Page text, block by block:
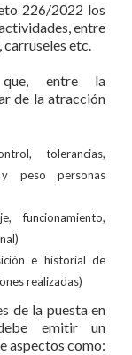
226/2022 los
entre
carruseles etc.
que, entre la
de la atracción
tolerancias,
peso personas
funcionamiento,
e historial de
realizadas)
de la puesta en
emitir un
aspectos como: